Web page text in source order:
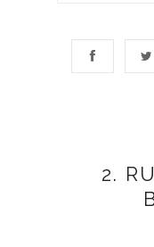
2.